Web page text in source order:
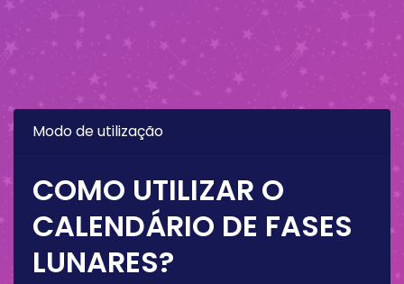
Modo de utilização
COMO UTILIZAR O
CALENDÁRIO DE FASES
LUNARES?